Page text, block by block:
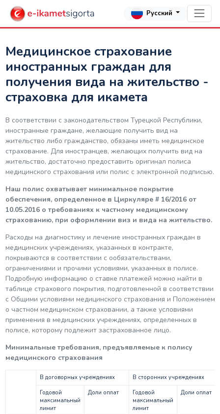
Русский
Медицинское страхование
иностранных граждан для
получения вида на жительство -
страховка для икамета
В соответствии с законодательством Турецкой Республики,
иностранные граждане, желающие получить вид на
жительство либо гражданство, обязаны иметь медицинское
страхование. Для иностранцев, желающих получить вид на
жительство, достаточно предоставить оригинал полиса
медицинского страхования или полис с электронной подписью.
Наш полис охватывает минимальное покрытие
обеспечения, определенное в Циркуляре # 16/2016 от
10.05.2016 о требованиях к частному медицинскому
страхованию, при оформлении виз и вида на жительство.
Расходы на диагностику и лечение иностранных граждан в
медицинских учреждениях, указанных в контракте,
покрываются в соответствии с ообязательствами,
ограничениями и прочими условиями, указанных в полисе.
Подробную информацию о ставке платежей можно найти в
таблице страхового покрытия, подготовленной в соответствии
с Общими условиями медицинского страхования и Положением
о частном медицинском страховании, а также условиями
применения в медицинских учреждениях, определенных в
полисе, которому подлежит застрахованное лицо.
Минимальные требования, предъявляемые к полису
медицинского страхования
В договорных учреждениях В сторонних учреждениях
Годовой
максимальный
лимит
Доли оплат
Годовой
максимальный
лимит
Доли оплат